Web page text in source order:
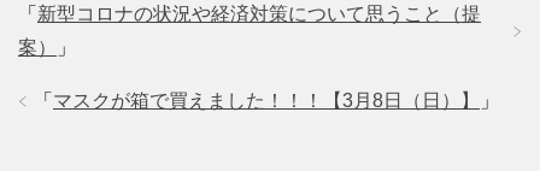
「 新型コロナの状況や経済対策について思うこと（提
案）
」
「 マスクが箱で買えました！！！【3月8日（日）】 」